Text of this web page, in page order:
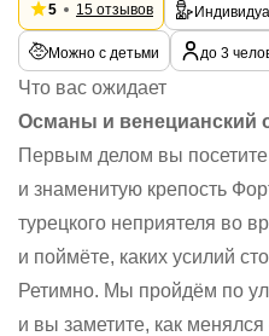
5 15 отзывов
Можно с детьми до 3
Что вас ожидает
Османы и венецианский
Первым делом вы посетите
и знаменитую крепость
турецкого неприятеля во
и поймёте, каких усилий
Ретимно. Мы пройдём по
и вы заметите, как менялся